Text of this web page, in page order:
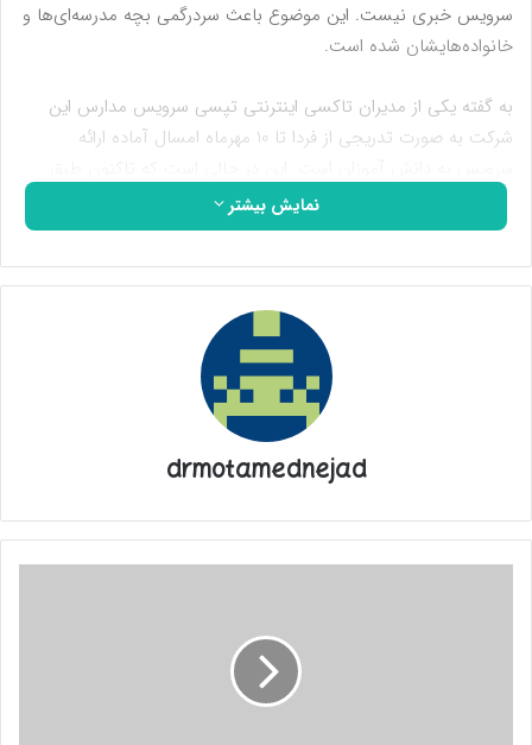
سرویس خبری نیست. این موضوع باعث سردرگمی بچه مدرسه‌ای‌ها و
خانواده‌هایشان شده است.
به گفته یکی از مدیران تاکسی اینترنتی تپسی سرویس مدارس این
شرکت به صورت تدریجی از فردا تا 10 مهرماه امسال آماده ارائه
جامعه آماری خبرنگار ما تمامی افرادی که از طریق تپسی اقدام به ثبت
نام سرویس مدرسه کرده‌اند تاکنون برای آنها راننده‌ای اختصاص نیافته
است.
پیگیری‌های انجام شده از سوی فارس در سه روز گذشته نشان می‌دهد
با اختلال روبرو بوده و تماس گیرنده به هیچ کدام از داخلی‌های مرکز
تماس تاکسی اینترنتی تپسی متصل نمی‌شود و این اختلال تا لحظه
انتشار این خبر نیز همچنان وجود دارد.
چرا تاکنون هیچ اطلاعیه مبنی بر بروز این مشکل صادر و به خانواده‌ها
اطلاع داده نشده است، می‌گوید: تا ساعت 20 شب دوم مهرماه در
مدیران تپسی: تپسی حداکثر تا 10 مهرماه به تدریج امکان ارائه
نمایش بیشتر
drmotamednejad